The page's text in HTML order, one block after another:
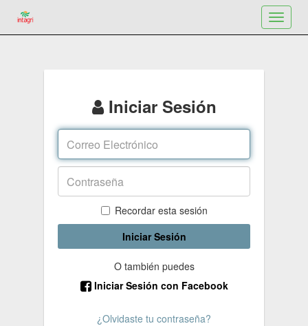
Toggle
Iniciar Sesión
Recordar esta sesión
Iniciar Sesión
O también puedes
Iniciar Sesión con Facebook
¿Olvidaste tu contraseña?